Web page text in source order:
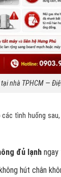
nhà TPHCM —
các tình huống
đủ lạnhngay
hút chân